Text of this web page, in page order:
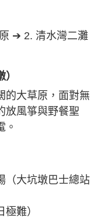
➔ 2. 清水灣二灘
的大草原，面對無
放風箏與野餐聖
。
（大坑墩巴士總站
難）